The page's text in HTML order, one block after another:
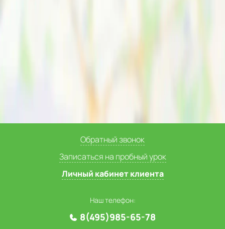
Обратный звонок
Записаться на пробный урок
Личный кабинет клиента
Наш телефон:
8(495)985-65-78